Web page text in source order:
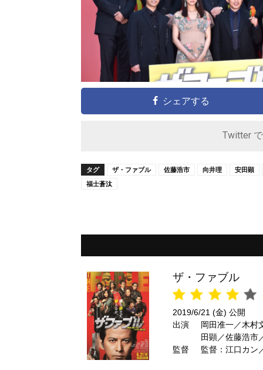
シェアする
Twitter
タグ ザ・ファブル 佐藤浩市 向井理
安田顕
福士蒼汰
ザ・ファブル
2019/6/21 (金) 公開
出演
岡田准一／木村
田顕／佐藤浩市
島瑞丸／光石研
監督 監督：江口カン